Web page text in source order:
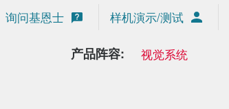
询问基恩士 样机演示/测试
产品阵容: 视觉系统